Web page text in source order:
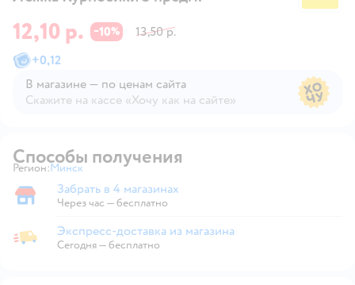
12,10 р. −10%
13,50 р.
+0,12
В магазине — по ценам сайта
Скажите на кассе «Хочу как на сайте»
Способы получения
Регион: Выбор адреса доставки.
Минск
Забрать в магазине
Забрать в 4 магазинах
Через час — бесплатно
Экспресс-доставка из магазина
Экспресс-доставка из магазина
Сегодня—бесплатно